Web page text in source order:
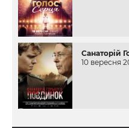
Санаторій
10 вересня